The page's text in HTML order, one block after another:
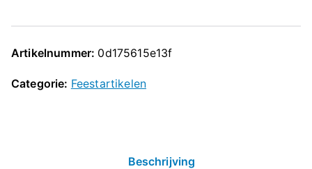
Artikelnummer: 0d175615e13f
Categorie: Feestartikelen
Beschrijving